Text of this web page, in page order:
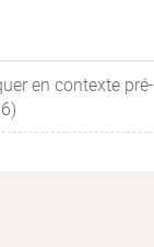
en contexte pré-